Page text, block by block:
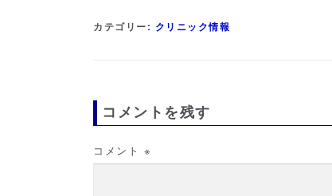
カテゴリー: クリニック情報
コメントを残す
コメント ※